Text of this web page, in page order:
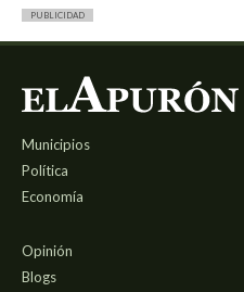
PUBLICIDAD
Municipios
Política
Economía
Opinión
Blogs